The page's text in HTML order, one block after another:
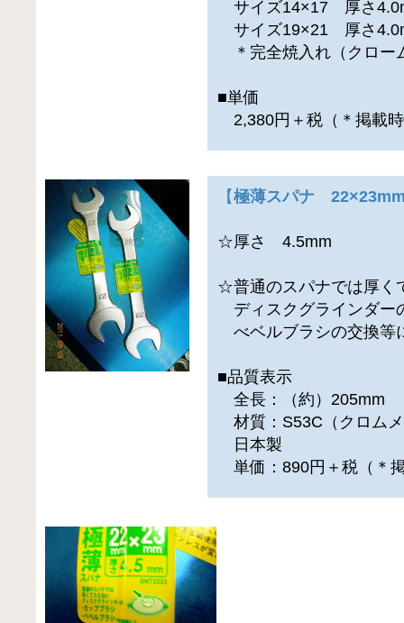
サイズ14×17 厚さ
サイズ19×21 厚さ
＊完全焼入れ（クロー
■単価
2,380円＋税（＊掲載
【極薄スパナ
☆厚さ 4.5mm
☆普通のスパナでは厚く
ディスクグラインダー
べベルブラシの交換等
■品質表示
全長：（約）205mm
材質：S53C（クロム
日本製
単価：890円＋税（＊